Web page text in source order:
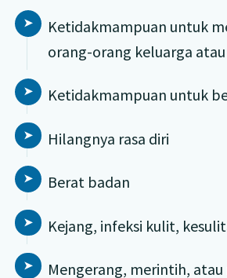
Ketidakmampuan untuk
orang-orang keluarga
Ketidakmampuan untuk
Hilangnya rasa diri
Berat badan
Kejang, infeksi kulit,
Mengerang, merintih,